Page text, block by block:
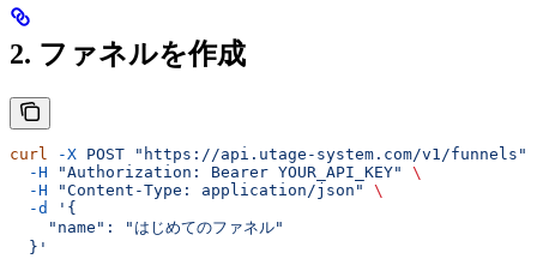
2. ファネルを作成
curl -X POST "https://api.utage-system.com/v1/funnels"
  -H
"Authorization: Bearer YOUR_API_KEY"
\
  -H
"Content-Type: application/json"
\
  -d
'{
    "name": "はじめてのファネル"
  }'